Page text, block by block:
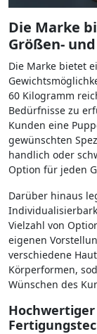
Die Marke
Größen-
Die Marke bietet
60 Kilogramm
Bedürfnisse zu
Kunden eine
gewünschten
handlich oder
Option für jeden
Darüber hinaus
Vielzahl von
eigenen
verschiedene
Körperformen,
Wünschen des